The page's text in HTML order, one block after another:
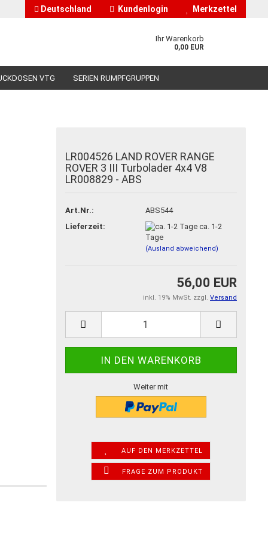
Deutschland Kundenlogin
vergessen?
Merkzettel
Ihr Warenkorb
0,00 EUR
VTG SERIEN RUMPFGRUPPEN
LR004526 LAND ROVER RANGE
ROVER 3 III Turbolader 4x4 V8
LR008829 - ABS
Art.Nr.:
ABS544
Lieferzeit:
ca. 1-2
Tage
(Ausland abweichend)
56,00 EUR
inkl. 19% MwSt. zzgl. Versand
Weiter mit
AUF DEN MERKZETTEL
FRAGE ZUM PRODUKT